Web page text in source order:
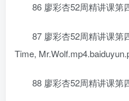
86 廖彩杏52周精讲课第
87 廖彩杏52周精讲课第
Time,
88 廖彩杏52周精讲课第